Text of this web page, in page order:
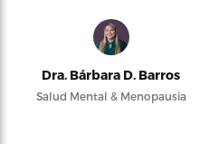
Dra. Bárbara D. Barros
Salud Mental & Menopausia